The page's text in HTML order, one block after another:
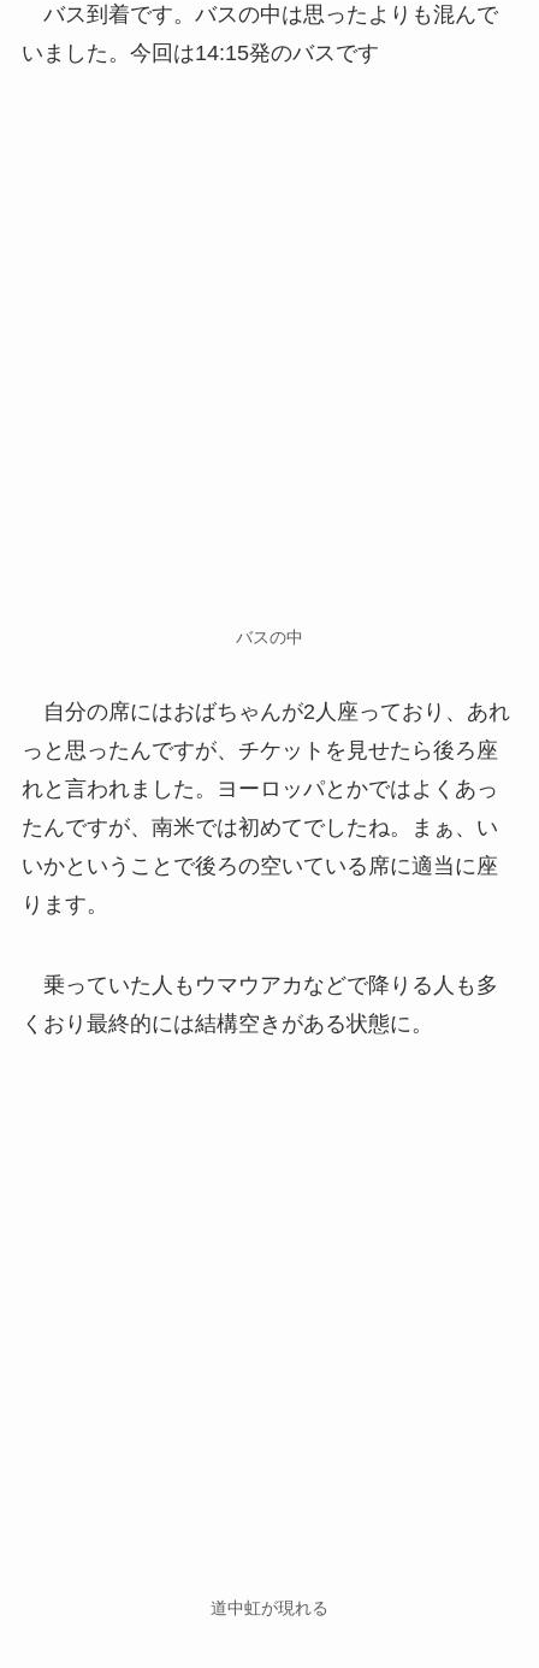
バス到着です。バスの中は思ったよりも混んで
いました。今回は14:15発のバスです
バスの中
自分の席にはおばちゃんが2人座っており、あれ
っと思ったんですが、チケットを見せたら後ろ座
れと言われました。ヨーロッパとかではよくあっ
たんですが、南米では初めてでしたね。まぁ、い
いかということで後ろの空いている席に適当に座
ります。
乗っていた人もウマウアカなどで降りる人も多
くおり最終的には結構空きがある状態に。
道中虹が現れる